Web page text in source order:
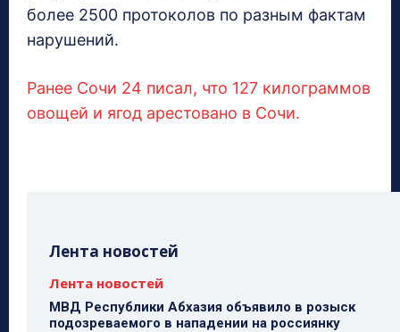
более 2500 протоколов по разным фактам
нарушений.
Ранее Сочи 24 писал, что 127 килограммов
овощей и ягод арестовано в Сочи.
Лента новостей
Лента новостей
МВД Республики Абхазия объявило в розыск
подозреваемого в нападении на россиянку